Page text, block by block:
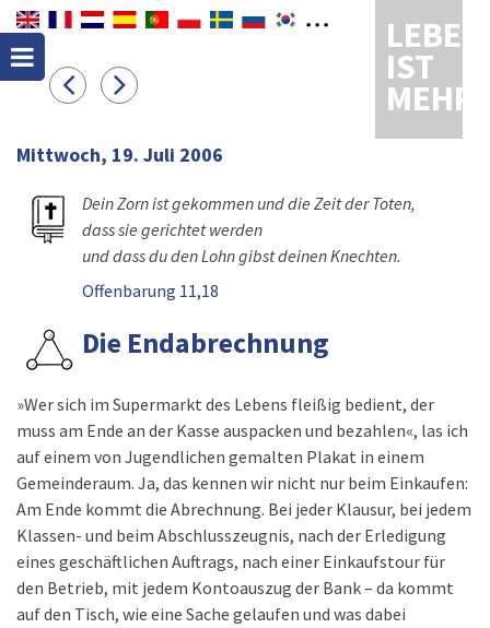
LEBEN
IST
MEHR
Mittwoch, 19. Juli 2006
Dein Zorn ist gekommen und die Zeit der Toten,
dass sie gerichtet werden
und dass du den Lohn gibst deinen Knechten.
Offenbarung 11,18
Die Endabrechnung
»Wer sich im Supermarkt des Lebens fleißig bedient, der
muss am Ende an der Kasse auspacken und bezahlen«, las ich
auf einem von Jugendlichen gemalten Plakat in einem
Gemeinderaum. Ja, das kennen wir nicht nur beim Einkaufen:
Am Ende kommt die Abrechnung. Bei jeder Klausur, bei jedem
Klassen- und beim Abschlusszeugnis, nach der Erledigung
eines geschäftlichen Auftrags, nach einer Einkaufstour für
den Betrieb, mit jedem Kontoauszug der Bank – da kommt
auf den Tisch, wie eine Sache gelaufen und was dabei